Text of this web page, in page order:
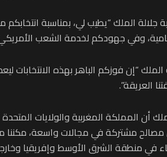
جلالة الملك “يطيب لي، بمناسبة انتخابكم
وفي جهودكم لخدمة الشعب
“إن فوزكم الباهر بهذه الانتخابات
العريقة”.
أن المملكة المغربية والولايات
مشتركة في مجالات واسعة، مكننا
في منطقة الشرق الأوسط وإفريقيا